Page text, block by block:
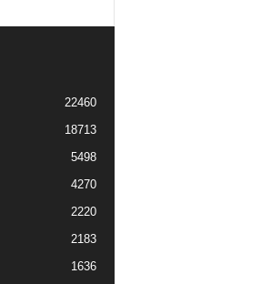
22460
18713
5498
4270
2220
2183
1636